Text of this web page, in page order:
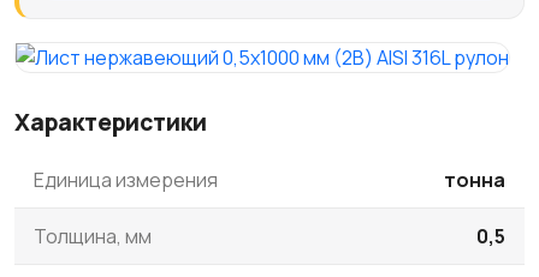
Характеристики
Единица измерения тонна
Толщина, мм 0,5